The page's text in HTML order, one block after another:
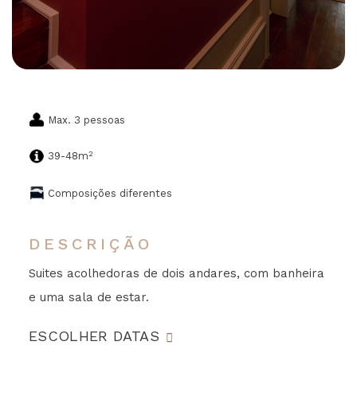
Max. 3 pessoas
39-48m2
Composições diferentes
DESCRIÇÃO
Suites acolhedoras de dois andares, com banheira
e uma sala de estar.
ESCOLHER DATAS